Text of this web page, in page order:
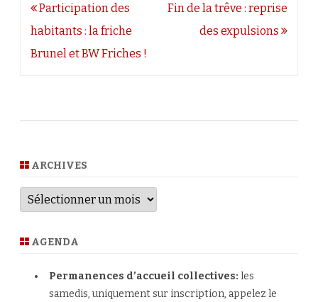
Navigation
de
l’article
Participation des
habitants : la friche
Brunel et BW Friches !
Fin de la trêve : reprise
des expulsions
ARCHIVES
Archives
AGENDA
Permanences d’accueil collectives: les
samedis, uniquement sur inscription, appelez le